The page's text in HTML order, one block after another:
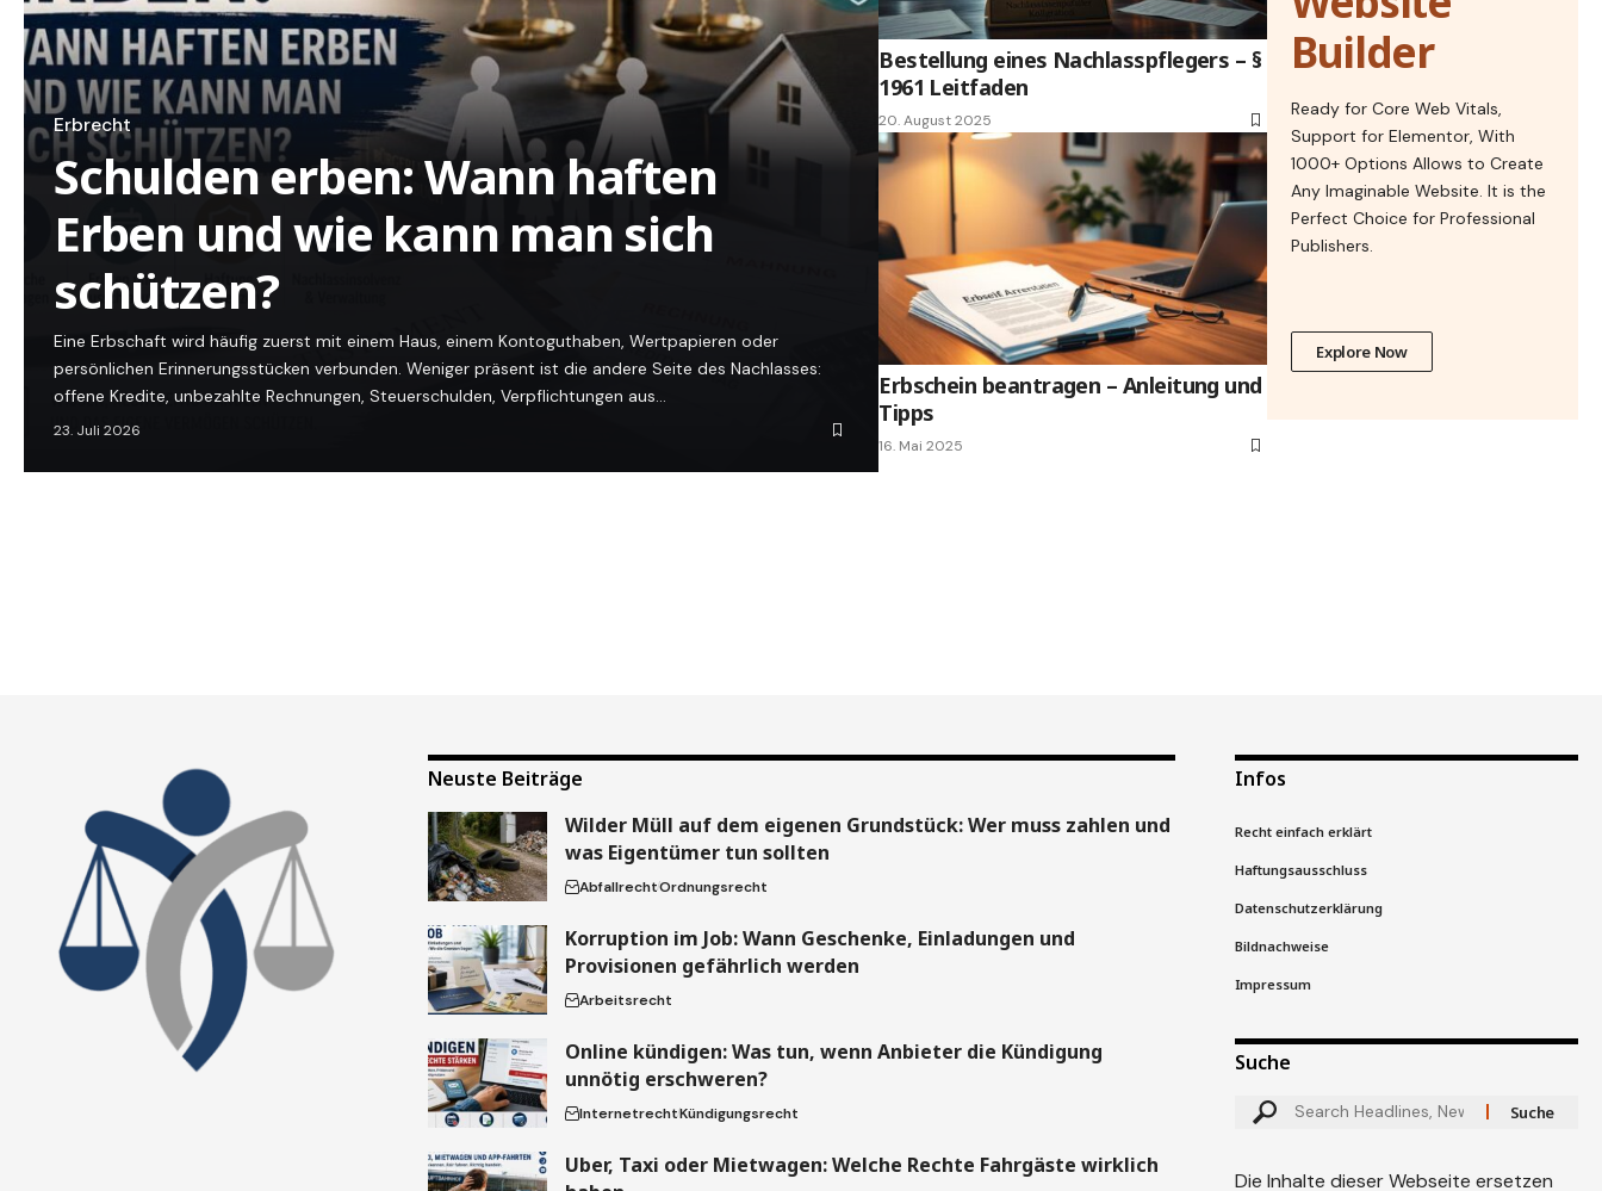
Erbrecht
Schulden erben: Wann haften
Erben und wie kann man sich
schützen?
Eine Erbschaft wird häufig zuerst mit einem Haus, einem Kontoguthaben, Wertpapieren oder
persönlichen Erinnerungsstücken verbunden. Weniger präsent ist die andere Seite des Nachlasses:
offene Kredite, unbezahlte Rechnungen, Steuerschulden, Verpflichtungen aus…
23. Juli 2026
Bestellung eines Nachlasspflegers – §
1961 Leitfaden
20. August 2025
Erbschein beantragen – Anleitung und
Tipps
16. Mai 2025
Builder
Ready for Core Web Vitals,
Support for Elementor, With
1000+ Options Allows to Create
Any Imaginable Website. It is the
Perfect Choice for Professional
Publishers.
Explore Now
Neuste Beiträge
Wilder Müll auf dem eigenen Grundstück: Wer muss zahlen und
was Eigentümer tun sollten
AbfallrechtOrdnungsrecht
Korruption im Job: Wann Geschenke, Einladungen und
Provisionen gefährlich werden
Arbeitsrecht
Online kündigen: Was tun, wenn Anbieter die Kündigung
unnötig erschweren?
InternetrechtKündigungsrecht
Uber, Taxi oder Mietwagen: Welche Rechte Fahrgäste wirklich
Infos
Recht einfach erklärt
Haftungsausschluss
Datenschutzerklärung
Bildnachweise
Impressum
Suche
Die Inhalte dieser Webseite ersetzen